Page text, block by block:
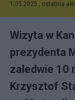
1.05.2025 , ostatnia
Wizyta w
prezydenta
zaledwie 10
Krzysztof